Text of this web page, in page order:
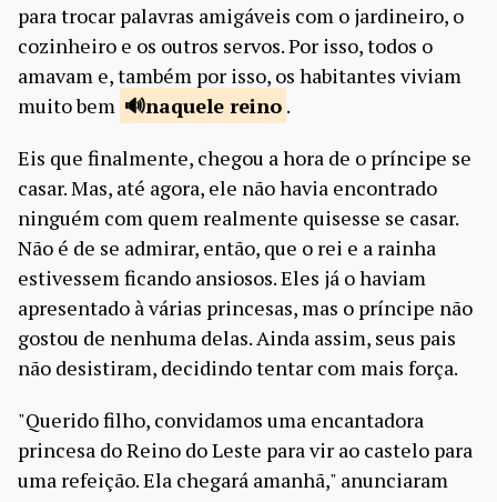
para trocar palavras amigáveis com o jardineiro, o
cozinheiro e os outros servos. Por isso, todos o
amavam e, também por isso, os habitantes viviam
muito bem
naquele reino .
Eis que finalmente, chegou a hora de o príncipe se
casar. Mas, até agora, ele não havia encontrado
ninguém com quem realmente quisesse se casar.
Não é de se admirar, então, que o rei e a rainha
estivessem ficando ansiosos. Eles já o haviam
apresentado à várias princesas, mas o príncipe não
gostou de nenhuma delas. Ainda assim, seus pais
não desistiram, decidindo tentar com mais força.
"Querido filho, convidamos uma encantadora
princesa do Reino do Leste para vir ao castelo para
uma refeição. Ela chegará amanhã," anunciaram